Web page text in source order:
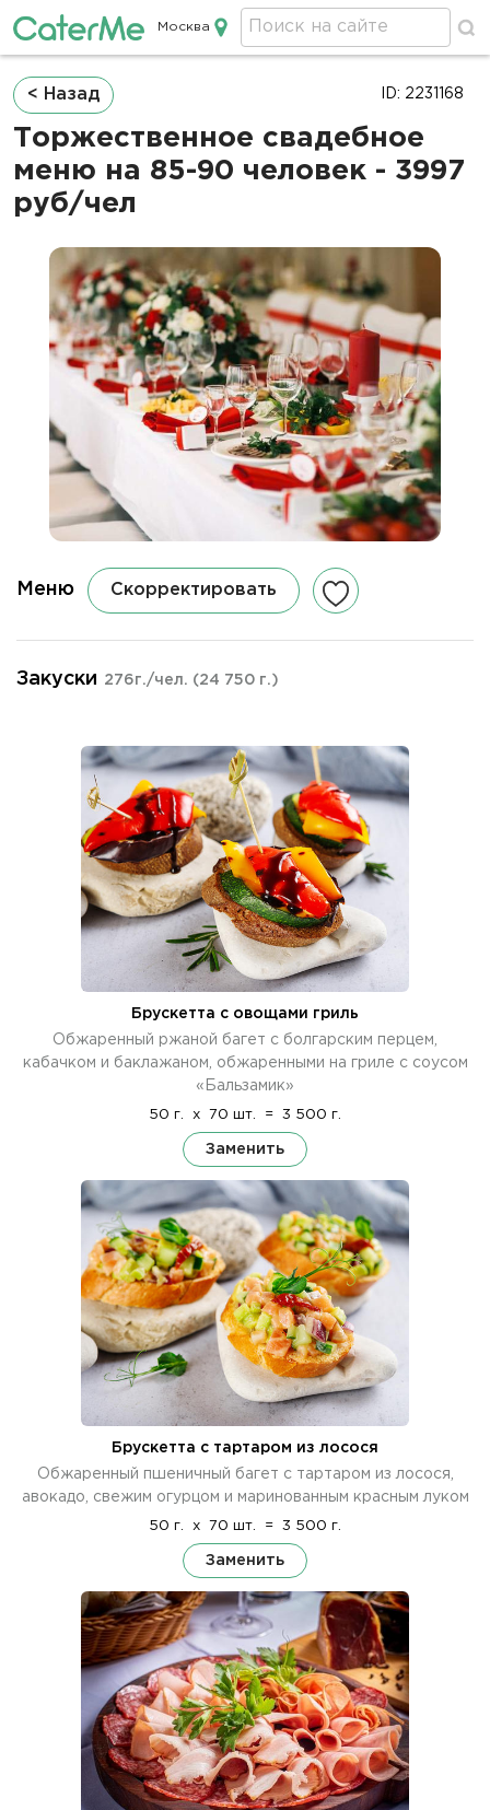
Кейтеринг в Москве
Москва
Строка
навигации
< Назад
Торжественное свадебное
меню на 85-90 человек - 3997
руб/чел
ID: 2231168
Меню Скорректировать
Закуски 276г./чел. (24 750 г.)
Брускетта с овощами гриль
Обжаренный ржаной багет с болгарским перцем,
кабачком и баклажаном, обжаренными на гриле с соусом
«Бальзамик»
50 г. x 70 шт. = 3 500 г.
Заменить
Брускетта с тартаром из лосося
Обжаренный пшеничный багет с тартаром из лосося,
авокадо, свежим огурцом и маринованным красным луком
50 г. x 70 шт. = 3 500 г.
Заменить